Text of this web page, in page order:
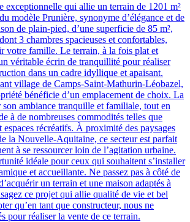
exceptionnelle qui allie un terrain de 1201 m²
modèle Prunière, synonyme d’élégance et de
de plain-pied, d’une superficie de 85 m²,
3 chambres spacieuses et confortables,
votre famille. Le terrain, à la fois plat et
véritable écrin de tranquillité pour réaliser
dans un cadre idyllique et apaisant.
village de Camps-Saint-Mathurin-Léobazel,
bénéficie d’un emplacement de choix. La
ambiance tranquille et familiale, tout en
à de nombreuses commodités telles que
espaces récréatifs. À proximité des paysages
la Nouvelle-Aquitaine, ce secteur est parfait
à se ressourcer loin de l’agitation urbaine.
idéale pour ceux qui souhaitent s’installer
et accueillante. Ne passez pas à côté de
un terrain et une maison adaptés à
ce projet qui allie qualité de vie et bel
qu’en tant que constructeur, nous ne
pour réaliser la vente de ce terrain.